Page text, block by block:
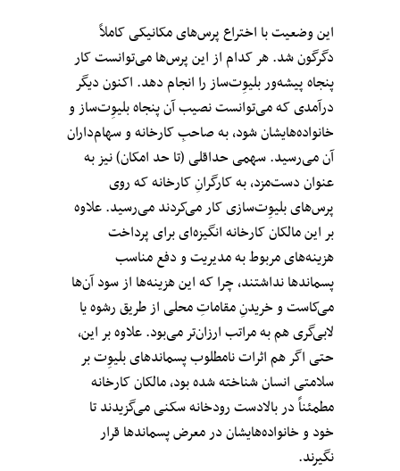
این وضعیت با اختراع پرس‌های مکانیکی کاملاً
دگرگون شد. هر کدام از این پرس‌ها می‌توانست کار
پنجاه پیشه‌ور بلیوِت‌‌ساز را انجام دهد. اکنون دیگر
درآمدی که می‌توانست نصیب آن پنجاه بلیوِت‌‌ساز و
خانواده‌هایشان شود، به صاحبِ کارخانه و سهام‌داران
آن می‌رسید. سهمی حداقلی (تا حد امکان) نیز به
عنوان دست‌مزد، به کارگرانِ کارخانه که روی
پرس‌های بلیوِت‌‌سازی کار می‌کردند می‌رسید. علاوه
بر این مالکان کارخانه انگیزه‌ای برای پرداخت
هزینه‌های مربوط به مدیریت و دفع مناسب
پسماندها نداشتند، چرا که این هزینه‌ها از سود آن‌ها
می‌کاست و خریدنِ مقاماتِ محلی از طریق رشوه یا
لابی‌گری هم به مراتب ارزان‌تر می‌بود. علاوه بر این،
حتی اگر هم اثرات نامطلوب پسماندهای بلیوِت‌ بر
سلامتی انسان شناخته شده بود، مالکان کارخانه
مطمئناً در بالادست رودخانه سکنی می‌گزیدند تا
خود و خانواده‌هایشان در معرض پسماندها قرار
نگیرند.